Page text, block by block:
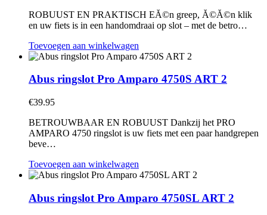
ROBUUST EN PRAKTISCH EĂ©n greep, Ă©Ă©n klik
en uw fiets is in een handomdraai op slot – met de betro…
Toevoegen aan winkelwagen
Abus ringslot Pro Amparo 4750S ART 2
€39.95
BETROUWBAAR EN ROBUUST Dankzij het PRO
AMPARO 4750 ringslot is uw fiets met een paar handgrepen
beve…
Toevoegen aan winkelwagen
Abus ringslot Pro Amparo 4750SL ART 2